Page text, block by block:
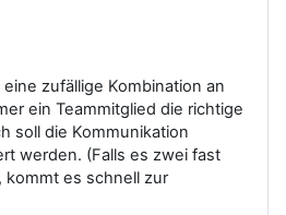
zufällige Kombination an
ein Teammitglied die richtige
soll die Kommunikation
werden. (Falls es zwei fast
es schnell zur